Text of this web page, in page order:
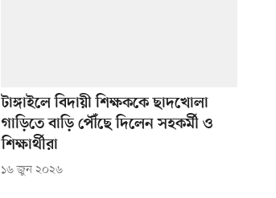
টাঙ্গাইলে বিদায়ী শিক্ষককে ছাদখোলা
গাড়িতে বাড়ি পৌঁছে দিলেন সহকর্মী ও
শিক্ষার্থীরা
১৬ জুন ২০২৬